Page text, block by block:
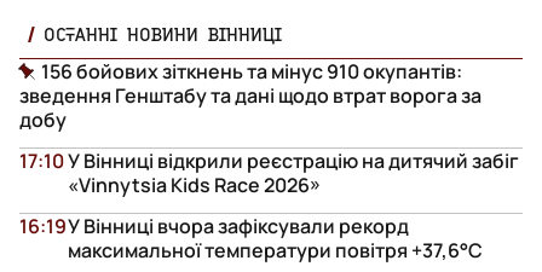
ОСТАННІ НОВИНИ ВІННИЦІ
156 бойових зіткнень та мінус 910 окупантів:
зведення Генштабу та дані щодо втрат ворога за
добу
У Вінниці відкрили реєстрацію на дитячий забіг
«Vinnytsia Kids Race 2026»
17:10
У Вінниці вчора зафіксували рекорд
максимальної температури повітря +37,6°С
16:19